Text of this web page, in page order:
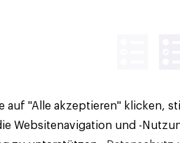
Alle Rechte vorbehalten.
auf "Alle akzeptieren" klicken,
Websitenavigation und -